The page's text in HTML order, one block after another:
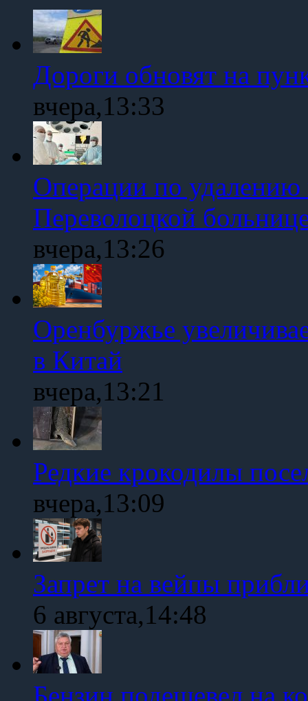
Дороги обновят на
вчера,13:33
Операции по удалению
Переволоцкой
вчера,13:26
Оренбуржье
в Китай
вчера,13:21
Редкие крокодилы
вчера,13:09
Запрет на вейпы
6 августа,14:48
Бензин подешевел на